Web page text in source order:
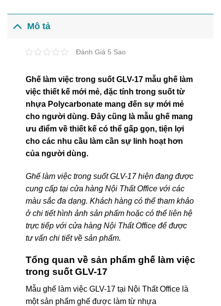
Mô tả
Đánh Giá 5 Sao
Ghế làm việc trong suốt GLV-17 mẫu ghế làm
việc thiết kế mới mẻ, đặc tính trong suốt từ
nhựa Polycarbonate mang đến sự mới mẻ
cho người dùng. Đây cũng là mẫu ghế mang
ưu điểm về thiết kế có thể gấp gọn, tiện lợi
cho các nhu cầu làm cần sự linh hoạt hơn
của người dùng.
Ghế làm việc trong suốt GLV-17 hiện đang được
cung cấp tại cửa hàng Nội Thất Office với các
màu sắc đa dạng. Khách hàng có thể tham khảo
ở chi tiết hình ảnh sản phẩm hoặc có thể liên hệ
trực tiếp với cửa hàng Nội Thất Office để được
tư vấn chi tiết về sản phẩm.
Tổng quan về sản phẩm ghế làm việc
trong suốt GLV-17
Mẫu ghế làm việc GLV-17 tại Nội Thất Office là
một sản phẩm ghế được làm từ nhựa